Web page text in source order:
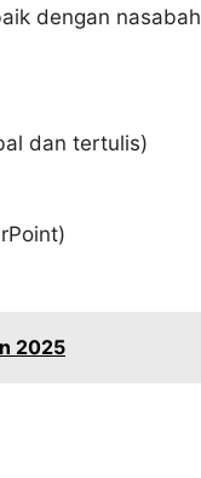
dengan nasabah
dan tertulis)
2025